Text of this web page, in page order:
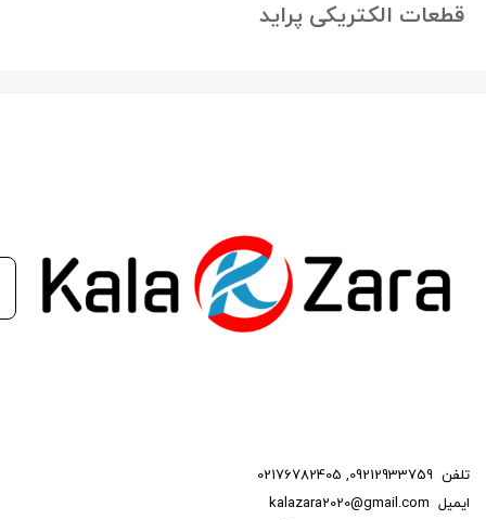
قطعات الکتریکی پراید
تلفن 09212933759
,
02176782405
ایمیل kalazara2020@gmail.com